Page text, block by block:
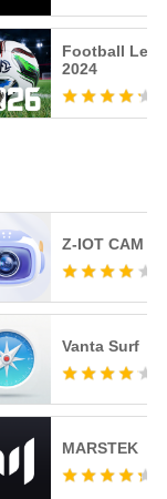
Football
2024
Z-IOT CAM
Vanta Surf
MARSTEK